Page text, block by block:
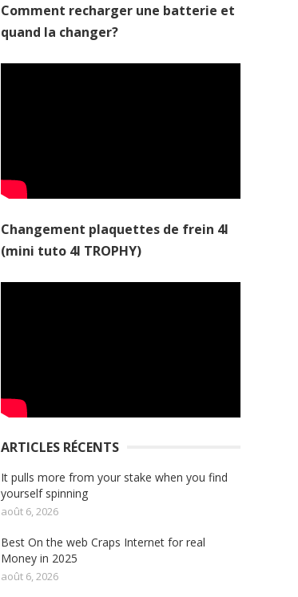
Comment recharger une batterie et
quand la changer?
Changement plaquettes de frein 4l
(mini tuto 4l TROPHY)
ARTICLES RÉCENTS
It pulls more from your stake when you find
yourself spinning
août 6, 2026
Best On the web Craps Internet for real
Money in 2025
août 6, 2026